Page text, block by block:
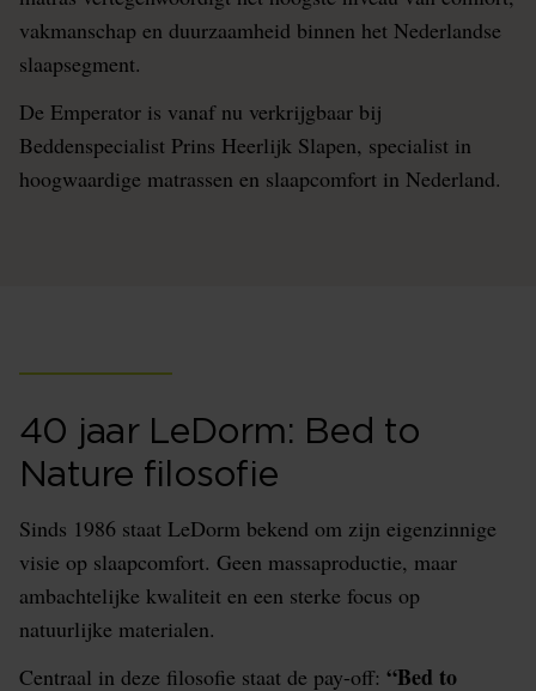
vakmanschap en duurzaamheid binnen het Nederlandse
slaapsegment.
De Emperator is vanaf nu verkrijgbaar bij
Beddenspecialist Prins Heerlijk Slapen, specialist in
hoogwaardige matrassen en slaapcomfort in Nederland.
40 jaar LeDorm: Bed to
Nature filosofie
Sinds 1986 staat LeDorm bekend om zijn eigenzinnige
visie op slaapcomfort. Geen massaproductie, maar
ambachtelijke kwaliteit en een sterke focus op
natuurlijke materialen.
Centraal in deze filosofie staat de pay-off: “Bed to